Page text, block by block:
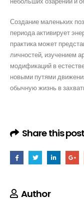
Создание маленьких
периода активирует
практика может
личностей, изучением
модификаций в
новыми путями
обычную жизнь в
Share this post
Author